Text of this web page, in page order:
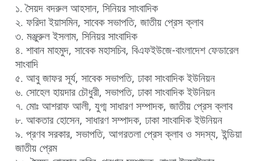
১. সৈয়দ বদরুল আহসান, সিনিয়র সাংবাদিক
২. ফরিদা ইয়াসমিন, সাবেক সভাপতি, জাতীয় প্রেস ক্লাব
৩. মঞ্জুরুল ইসলাম, সিনিয়র সাংবাদিক
৪. শাবান মাহমুদ, সাবেক মহাসচিব, বিএফইউজে-বাংলাদেশ ফেডারেল
সাংবাদি
৫. আবু জাফর সূর্য, সাবেক সভাপতি, ঢাকা সাংবাদিক ইউনিয়ন
৬. সোহেল হায়দার চৌধুরী, সভাপতি, ঢাকা সাংবাদিক ইউনিয়ন
৭. মোঃ আশরাফ আলী, যুগ্ম সাধারণ সম্পাদক, জাতীয় প্রেস ক্লাব
৮. আকতার হোসেন, সাধারণ সম্পাদক, ঢাকা সাংবাদিক ইউনিয়ন
৯. প্রণব সরকার, সভাপতি, আগরতলা প্রেস ক্লাব ও সদস্য, ইন্ডিয়া
জাতীয় প্রেম